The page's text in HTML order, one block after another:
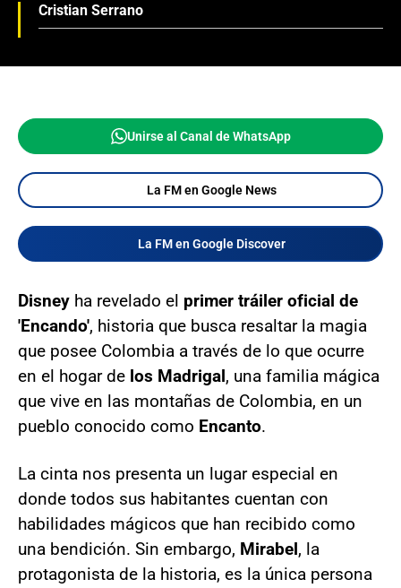
Cristian Serrano
Unirse al Canal de WhatsApp
La FM en Google News
La FM en Google Discover
Disney ha revelado el primer tráiler oficial de
'Encando', historia que busca resaltar la magia
que posee Colombia a través de lo que ocurre
en el hogar de los Madrigal, una familia mágica
que vive en las montañas de Colombia, en un
pueblo conocido como Encanto.
La cinta nos presenta un lugar especial en
donde todos sus habitantes cuentan con
habilidades mágicos que han recibido como
una bendición. Sin embargo, Mirabel, la
protagonista de la historia, es la única persona